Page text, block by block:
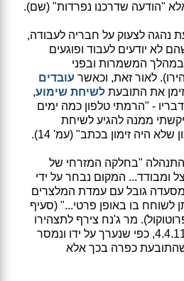
"הודעה שדרכנו נפרדות" (שם).
נהגה לצעוק על חבריה לעבודה,
לא יודעים לעבוד ופוגעים
המשמרות ובפני
עובדים
את התובעת לשיחת שימוע,
ביום 4.4.11; לדבריו - "הרמתי טלפון כמה ימים
ממנה להגיע לשיחת
היה זימון בכתב" (עמ' 14).
התנהלה "בחלקה המזרחי של
ומבודד... המקום נבחר על ידי
גובל עם עמדת המלצרים
לשוחח בו באופן פרטי..." (סעיף
וכן בעמ' 16 לפרוטוקול). מר ג'נח צירף לתצהירו
פרוטוקול של השיחה מיום 4.4.11, כפי שנערך על ידו ונמסר
כפרה בכך אלא